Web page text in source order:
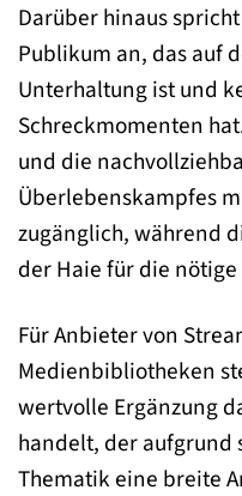
Darüber hinaus
Publikum an, das auf
Unterhaltung ist und
Schreckmomenten
und die
Überlebenskampfes
zugänglich, während
der Haie für die
Für Anbieter von
Medienbibliotheken
wertvolle Ergänzung
handelt, der aufgrund
Thematik eine breite